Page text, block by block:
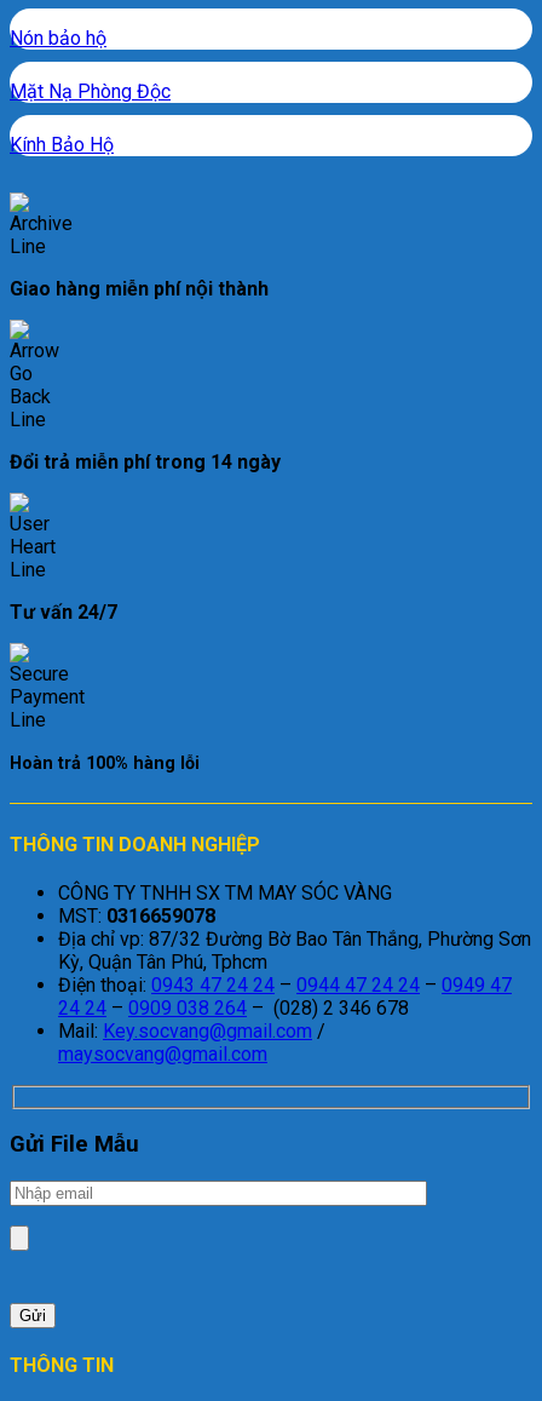
Nón bảo hộ
Mặt Nạ Phòng Độc
Kính Bảo Hộ
Giao hàng miễn phí nội thành
Đổi trả miễn phí trong 14 ngày
Tư vấn 24/7
Hoàn trả 100% hàng lỗi
THÔNG TIN DOANH NGHIỆP
CÔNG TY TNHH SX TM MAY SÓC VÀNG
MST: 0316659078
Địa chỉ vp: 87/32 Đường Bờ Bao Tân Thắng, Phường Sơn
Kỳ, Quận Tân Phú, Tphcm
Điện thoại: 0943 47 24 24 – 0944 47 24 24 – 0949 47
24 24 – 0909 038 264 – (028) 2 346 678
Mail: Key.socvang@gmail.com /
maysocvang@gmail.com
Gửi File Mẫu
THÔNG TIN